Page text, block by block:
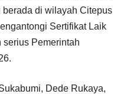
di wilayah Citepus
Sertifikat Laik
serius Pemerintah
Dede Rukaya,